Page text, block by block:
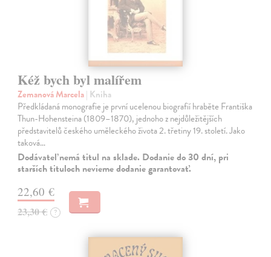
Kéž bych byl malířem
Zemanová Marcela| Kniha
Předkládaná monografie je první ucelenou biografií hraběte Františka
Thun-Hohensteina (1809–1870), jednoho z nejdůležitějších
představitelů českého uměleckého života 2. třetiny 19. století. Jako
taková…
Dodávateľ nemá titul na sklade. Dodanie do 30 dní, pri
starších tituloch nevieme dodanie garantovať.
22,60 €
23,30 € ?